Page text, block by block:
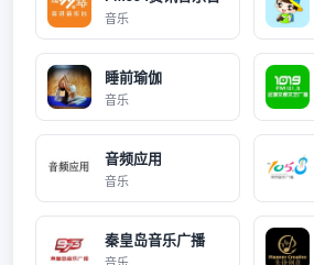
音乐
睡前瑜伽
音乐
音频应用
音乐
秦皇岛音乐广播